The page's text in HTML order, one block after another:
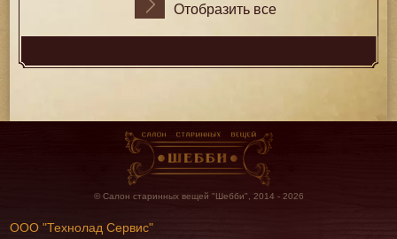
Отобразить все
© Салон старинных вещей "Шебби", 2014 - 2026
ООО "Технолад Сервис"